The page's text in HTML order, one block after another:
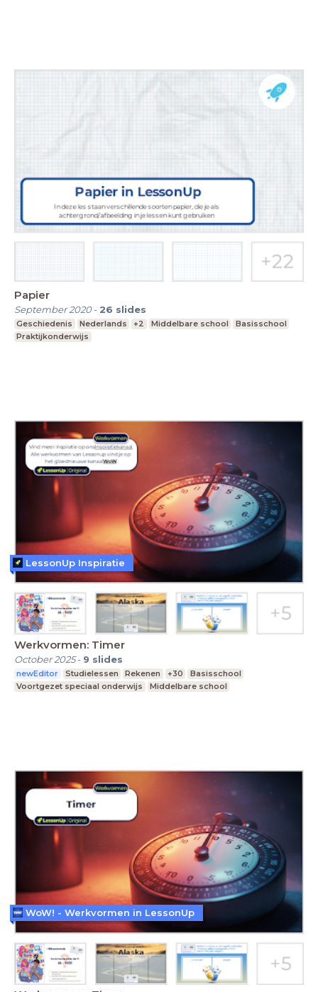
Papier
September 2020- 26 slides
Geschiedenis Nederlands +2 Middelbare school
Basisschool
Praktijkonderwijs
Werkvormen: Timer
October 2025- 9 slides
newEditor Studielessen Rekenen +30
Basisschool
Voortgezet speciaal onderwijs
Middelbare school
LessonUp Inspiratie
WoW! - Werkvormen in LessonUp